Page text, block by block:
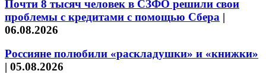
Почти 8 тысяч человек в СЗФО решили свои
проблемы с кредитами с помощью Сбера |
06.08.2026
Россияне полюбили «раскладушки» и «книжки»
| 05.08.2026